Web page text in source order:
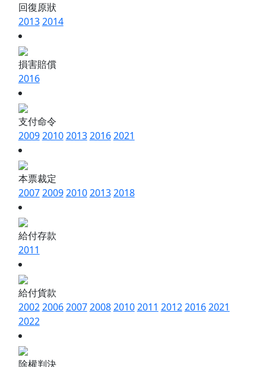
回復原狀
20132014
損害賠償
2016
支付命令
20092010201320162021
本票裁定
20072009201020132018
給付存款
2011
給付貨款
200220062007200820102011 201220162021
2022
除權判決